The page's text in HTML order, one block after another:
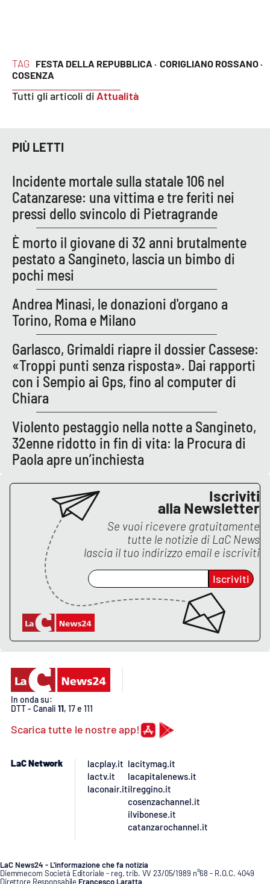
PROGETTI
SPECIALI
Buona Sanità Calabria
LA
CALABRIAVISIONE
Destinazioni
Eventi
Food
Storie
LAC
NETWORK
Lacplay.it
Lactv.it
Laconair.it
Lacitymag.it
Lacapitalenews.it
Ilreggino.it
Cosenzachannel.it
Ilvibonese.it
Catanzarochannel.it
APP
Android
Apple
TAG FESTA DELLA REPUBBLICA · CORIGLIANO ROSSANO ·
COSENZA
Tutti gli articoli di Attualità
PIÙ LETTI
Incidente mortale sulla statale 106 nel
Catanzarese: una vittima e tre feriti nei
pressi dello svincolo di Pietragrande
È morto il giovane di 32 anni brutalmente
pestato a Sangineto, lascia un bimbo di
pochi mesi
Andrea Minasi, le donazioni d'organo a
Torino, Roma e Milano
Garlasco, Grimaldi riapre il dossier Cassese:
«Troppi punti senza risposta». Dai rapporti
con i Sempio ai Gps, fino al computer di
Chiara
Violento pestaggio nella notte a Sangineto,
32enne ridotto in fin di vita: la Procura di
Paola apre un’inchiesta
Iscriviti
alla Newsletter
Se vuoi ricevere gratuitamente
tutte le notizie di LaC News
lascia il tuo indirizzo email e iscriviti
Iscriviti
In onda su:
DTT - Canali 11, 17 e 111
Scarica tutte le nostre app!
LaC Network
lacplay.it
lactv.it
laconair.it
lacitymag.it
lacapitalenews.it
ilreggino.it
cosenzachannel.it
ilvibonese.it
catanzarochannel.it
LaC News24 - L’informazione che fa notizia
Diemmecom Società Editoriale - reg. trib. VV 23/05/1989 n°68 - R.O.C. 4049
Direttore Responsabile Francesco Laratta